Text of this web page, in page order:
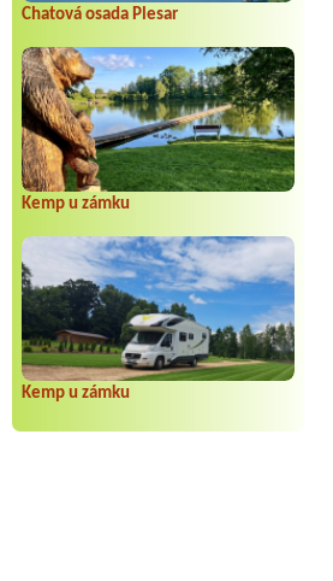
Chatová osada Plesar
Kemp u zámku
Kemp u zámku